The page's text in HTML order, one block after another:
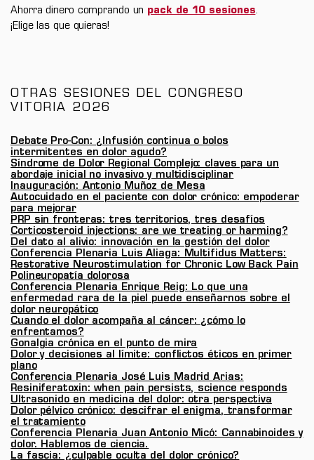
-
Dolor
el
enigma,
el
tratamiento
cantidad
Ahorra dinero comprando un pack de 10 sesiones.
¡Elige las que quieras!
OTRAS SESIONES DEL CONGRESO
VITORIA 2026
Debate Pro-Con: ¿Infusión continua o bolos
intermitentes en dolor agudo?
Síndrome de Dolor Regional Complejo: claves para un
abordaje inicial no invasivo y multidisciplinar
Inauguración: Antonio Muñoz de Mesa
Autocuidado en el paciente con dolor crónico: empoderar
para mejorar
PRP sin fronteras: tres territorios, tres desafíos
Corticosteroid injections: are we treating or harming?
Del dato al alivio: innovación en la gestión del dolor
Conferencia Plenaria Luis Aliaga: Multifidus Matters:
Restorative Neurostimulation for Chronic Low Back Pain
Polineuropatía dolorosa
Conferencia Plenaria Enrique Reig: Lo que una
enfermedad rara de la piel puede enseñarnos sobre el
dolor neuropático
Cuando el dolor acompaña al cáncer: ¿cómo lo
enfrentamos?
Gonalgia crónica en el punto de mira
Dolor y decisiones al límite: conflictos éticos en primer
plano
Conferencia Plenaria José Luis Madrid Arias:
Resiniferatoxin: when pain persists, science responds
Ultrasonido en medicina del dolor: otra perspectiva
Dolor pélvico crónico: descifrar el enigma, transformar
el tratamiento
Conferencia Plenaria Juan Antonio Micó: Cannabinoides y
dolor. Hablemos de ciencia.
La fascia: ¿culpable oculta del dolor crónico?